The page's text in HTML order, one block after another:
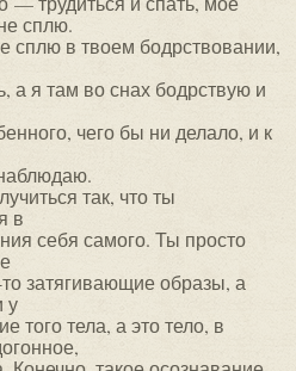
сплю.
сплю в твоем бодрствовании,
а я там во снах бодрствую и
чего бы ни делало, и к
так, что ты
в
себя самого. Ты просто
затягивающие образы, а
у
того тела, а это тело, в